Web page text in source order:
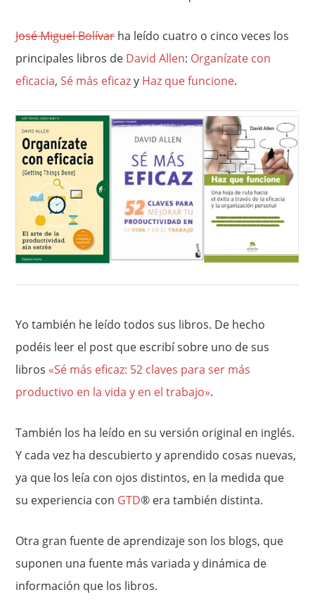
José Miguel Bolívarha leído cuatro o cinco veces los
principales libros de David Allen: Organízate con
eficacia,Sé más eficazy Haz que funcione.
Yo también he leído todos sus libros. De hecho
podéis leer el post que escribí sobre uno de sus
libros «Sé más eficaz: 52 claves para ser más
productivo en la vida y en el trabajo».
También los ha leído en su versión original en inglés.
Y cada vez ha descubierto y aprendido cosas nuevas,
ya que los leía con ojos distintos, en la medida que
su experiencia con GTD® era también distinta.
Otra gran fuente de aprendizaje son los blogs, que
suponen una fuente más variada y dinámica de
información que los libros.